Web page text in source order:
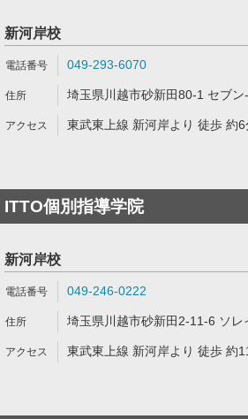
新河岸校
049-293-6070
埼玉県川越市砂新田80-1 セブン
東武東上線 新河岸より 徒歩 約6
ITTO個別指導学院
新河岸校
049-246-0222
埼玉県川越市砂新田2-11-6 ソレ
東武東上線 新河岸より 徒歩 約